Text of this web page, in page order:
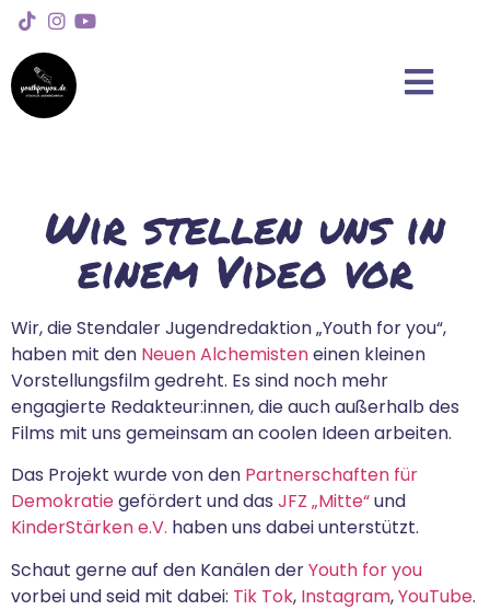
Wir stellen uns in
einem Video vor
Wir, die Stendaler Jugendredaktion „Youth for you“,
haben mit den Neuen Alchemisteneinen kleinen
Vorstellungsfilm gedreht. Es sind noch mehr
engagierte Redakteur:innen, die auch außerhalb des
Films mit uns gemeinsam an coolen Ideen arbeiten.
Das Projekt wurde von den Partnerschaften für
Demokratiegefördert und das JFZ „Mitte“und
KinderStärken e.V. haben uns dabei unterstützt.
Schaut gerne auf den Kanälen derYouth for you
vorbei und seid mit dabei: Tik Tok, Instagram,YouTube.